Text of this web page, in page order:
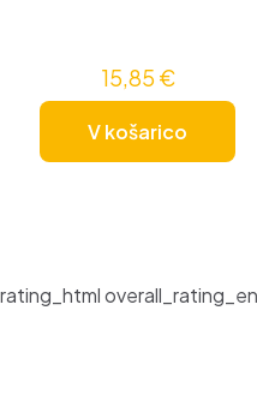
15,85 €
V košarico